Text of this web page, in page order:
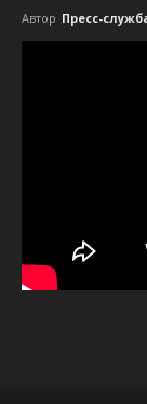
Автор Пресс-